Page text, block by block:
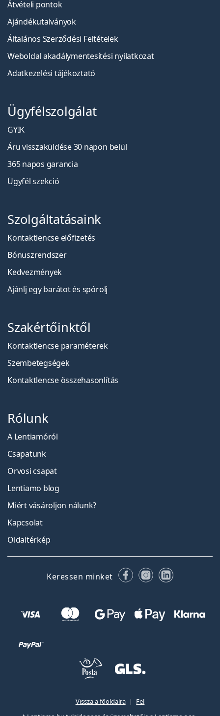
Átvételi pontok
Ajándékutalványok
Általános Szerződési Feltételek
Weboldal akadálymentesítési nyilatkozat
Adatkezelési tájékoztató
Ügyfélszolgálat
GYIK
Áru visszaküldése 30 napon belül
365 napos garancia
Ügyfél szekció
Szolgáltatásaink
Kontaktlencse előfizetés
Bónuszrendszer
Kedvezmények
Ajánlj egy barátot és spórolj
Szakértőinktől
Kontaktlencse paraméterek
Szembetegségek
Kontaktlencse összehasonlítás
Rólunk
A Lentiamóról
Csapatunk
Orvosi csapat
Lentiamo blog
Miért vásároljon nálunk?
Kapcsolat
Oldaltérkép
Keressen minket FacebookInstagram
LinkedIn
Vissza a főoldalra
Fel